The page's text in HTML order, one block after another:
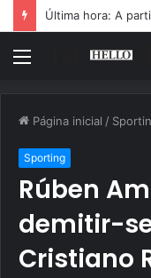
Menu
Página inicial /
Sporting
Rúben
demitir-
Cristiano